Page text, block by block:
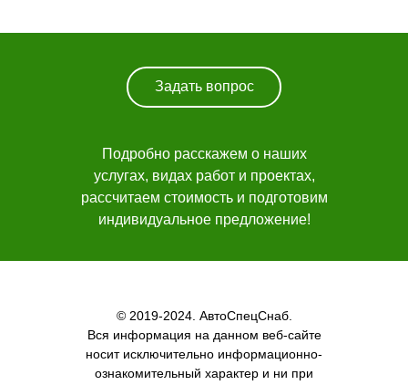
Задать вопрос
Подробно расскажем о наших
услугах, видах работ и проектах,
рассчитаем стоимость и подготовим
индивидуальное предложение!
Заказать звонок
© 2019-2024. АвтоСпецСнаб.
Вся информация на данном веб-сайте
носит исключительно информационно-
ознакомительный характер и ни при
Навигация